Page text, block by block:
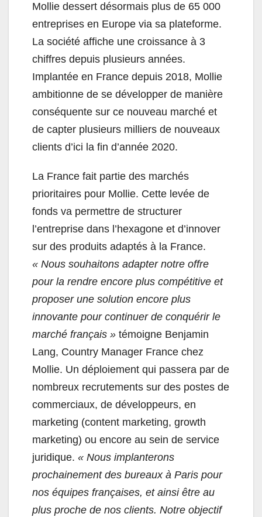
Mollie dessert désormais plus de 65 000
entreprises en Europe via sa plateforme.
La société affiche une croissance à 3
chiffres depuis plusieurs années.
Implantée en France depuis 2018, Mollie
ambitionne de se développer de manière
conséquente sur ce nouveau marché et
de capter plusieurs milliers de nouveaux
clients d’ici la fin d’année 2020.
La France fait partie des marchés
prioritaires pour Mollie. Cette levée de
fonds va permettre de structurer
l’entreprise dans l’hexagone et d’innover
sur des produits adaptés à la France.
« Nous souhaitons adapter notre offre
pour la rendre encore plus compétitive et
proposer une solution encore plus
innovante pour continuer de conquérir le
marché français » témoigne Benjamin
Lang, Country Manager France chez
Mollie. Un déploiement qui passera par de
nombreux recrutements sur des postes de
commerciaux, de développeurs, en
marketing (content marketing, growth
marketing) ou encore au sein de service
juridique. « Nous implanterons
prochainement des bureaux à Paris pour
nos équipes françaises, et ainsi être au
plus proche de nos clients. Notre objectif